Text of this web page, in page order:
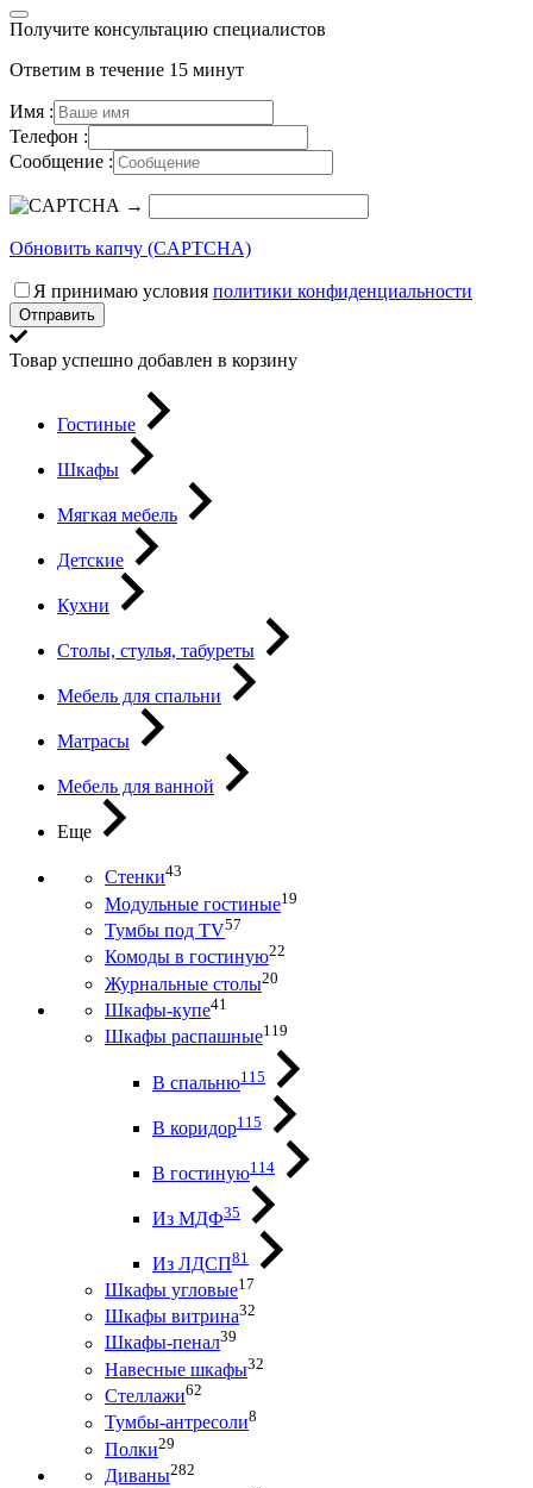
Получите консультацию специалистов
Ответим в течение 15 минут
Имя :
Телефон :
Сообщение :
→
Обновить капчу (CAPTCHA)
Я принимаю условия политики конфиденциальности
Отправить
Товар успешно добавлен в корзину
Гостиные
Шкафы
Мягкая мебель
Детские
Кухни
Столы, стулья, табуреты
Мебель для спальни
Матрасы
Мебель для ванной
Еще
Стенки43
Модульные гостиные19
Тумбы под ТV57
Комоды в гостиную22
Журнальные столы20
Шкафы-купе41
Шкафы распашные119
В спальню115
В коридор115
В гостиную114
Из МДФ35
Из ЛДСП81
Шкафы угловые17
Шкафы витрина32
Шкафы-пенал39
Навесные шкафы32
Стеллажи62
Тумбы-антресоли8
Полки29
Диваны282